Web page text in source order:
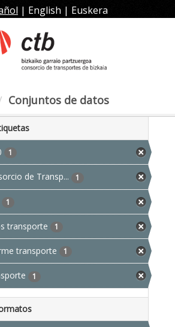
| English | Euskera
Conjuntos de datos
1
de Transp... 1
1
transporte 1
transporte 1
1